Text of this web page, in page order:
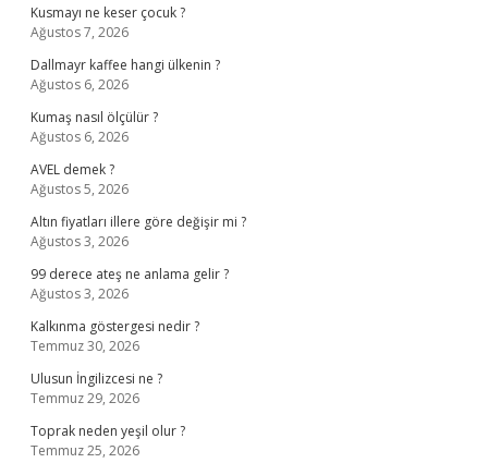
Kusmayı ne keser çocuk ?
Ağustos 7, 2026
Dallmayr kaffee hangi ülkenin ?
Ağustos 6, 2026
Kumaş nasıl ölçülür ?
Ağustos 6, 2026
AVEL demek ?
Ağustos 5, 2026
Altın fiyatları illere göre değişir mi ?
Ağustos 3, 2026
99 derece ateş ne anlama gelir ?
Ağustos 3, 2026
Kalkınma göstergesi nedir ?
Temmuz 30, 2026
Ulusun İngilizcesi ne ?
Temmuz 29, 2026
Toprak neden yeşil olur ?
Temmuz 25, 2026